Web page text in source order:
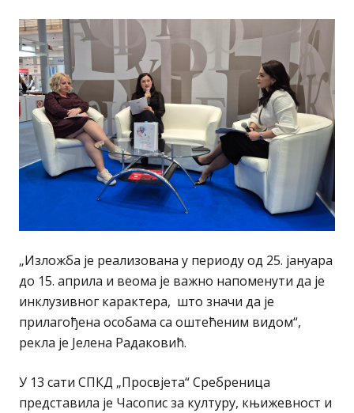
„Изложба је реализована у периоду од 25. јануара
до 15. априла и веома је важно напоменути да је
инклузивног карактера, што значи да је
прилагођена особама са оштећеним видом“,
рекла је Јелена Радаковић.
У 13 сати СПКД „Просвјета“ Сребреница
представила је Часопис за културу, књижевност и